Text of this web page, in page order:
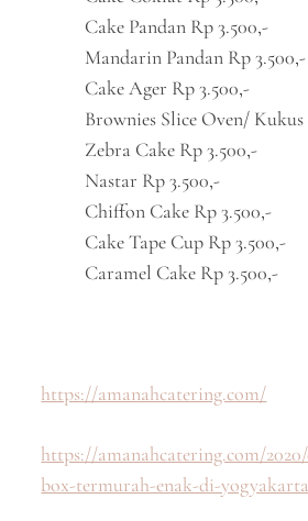
Cake Pandan Rp 3.500,-
Mandarin Pandan Rp 3.500,-
Cake Ager Rp 3.500,-
Brownies Slice Oven/ Kukus
Zebra Cake Rp 3.500,-
Nastar Rp 3.500,-
Chiffon Cake Rp 3.500,-
Cake Tape Cup Rp 3.500,-
Caramel Cake Rp 3.500,-
https://amanahcatering.com/
https://amanahcatering.com/
box-termurah-enak-di-